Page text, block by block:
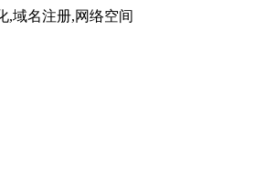
,域名注册,网络空间